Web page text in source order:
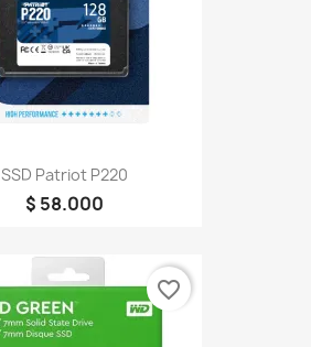
SSD Patriot P220
$ 58.000
favorite_border